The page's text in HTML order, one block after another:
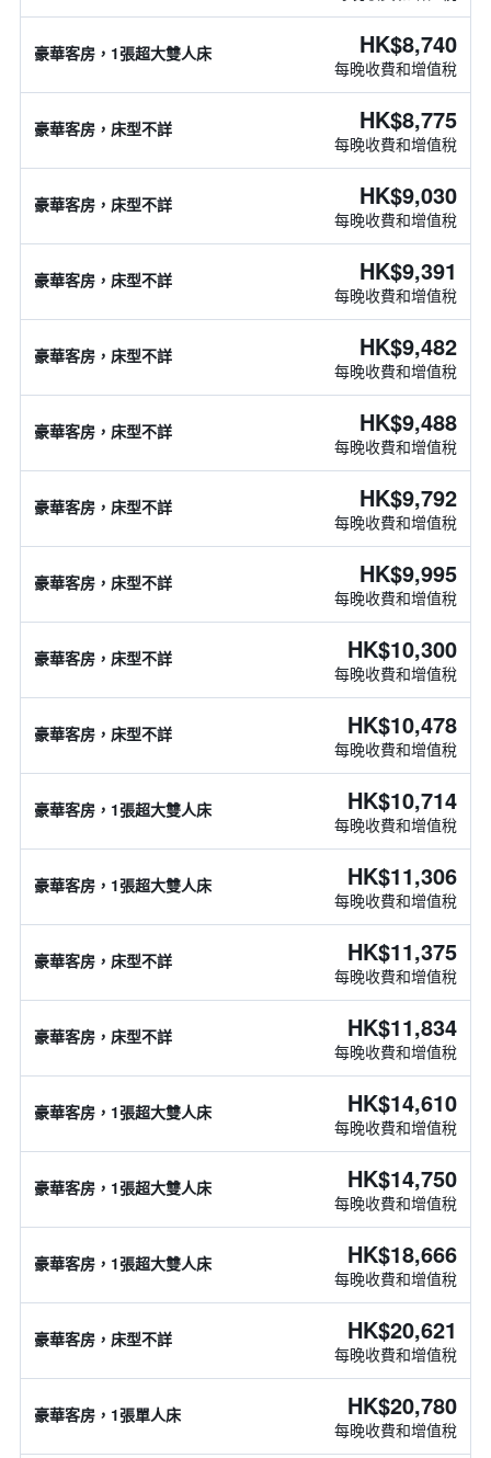
豪華客房，1張超大雙人床 HK$8,740
每晚收費和增值稅
豪華客房，床型不詳 HK$8,775
每晚收費和增值稅
豪華客房，床型不詳 HK$9,030
每晚收費和增值稅
豪華客房，床型不詳 HK$9,391
每晚收費和增值稅
豪華客房，床型不詳 HK$9,482
每晚收費和增值稅
豪華客房，床型不詳 HK$9,488
每晚收費和增值稅
豪華客房，床型不詳 HK$9,792
每晚收費和增值稅
豪華客房，床型不詳 HK$9,995
每晚收費和增值稅
豪華客房，床型不詳 HK$10,300
每晚收費和增值稅
豪華客房，床型不詳 HK$10,478
每晚收費和增值稅
豪華客房，1張超大雙人床 HK$10,714
每晚收費和增值稅
豪華客房，1張超大雙人床 HK$11,306
每晚收費和增值稅
豪華客房，床型不詳 HK$11,375
每晚收費和增值稅
豪華客房，床型不詳 HK$11,834
每晚收費和增值稅
豪華客房，1張超大雙人床 HK$14,610
每晚收費和增值稅
豪華客房，1張超大雙人床 HK$14,750
每晚收費和增值稅
豪華客房，1張超大雙人床 HK$18,666
每晚收費和增值稅
豪華客房，床型不詳 HK$20,621
每晚收費和增值稅
豪華客房，1張單人床 HK$20,780
每晚收費和增值稅